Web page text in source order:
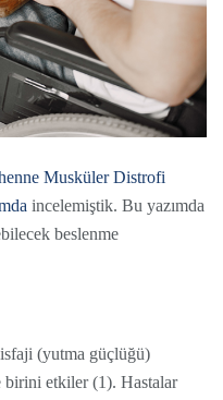
Musküler Distrofi
incelemiştik. Bu yazımda
beslenme
(yutma güçlüğü)
birini etkiler (1). Hastalar